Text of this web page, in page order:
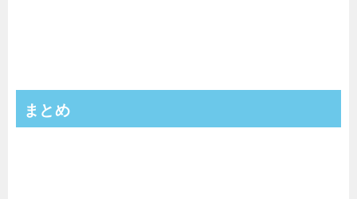
まとめ